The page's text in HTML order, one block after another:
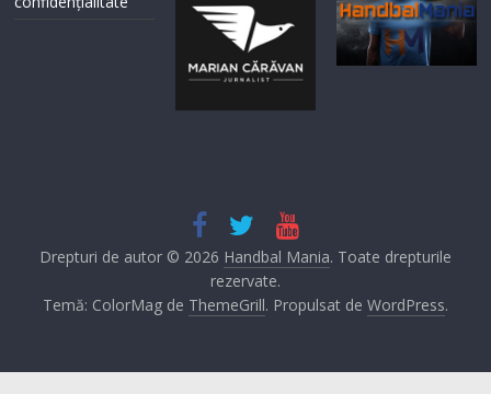
Drepturi de autor © 2026 Handbal Mania. Toate drepturile
rezervate.
Temă: ColorMag de ThemeGrill. Propulsat de WordPress.